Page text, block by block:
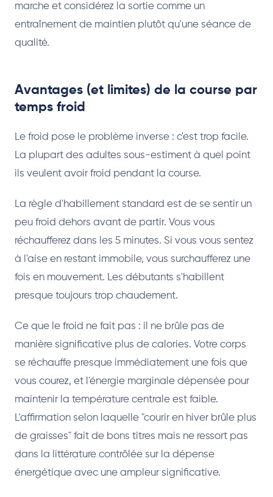
marche et considérez la sortie comme un
entraînement de maintien plutôt qu'une séance de
qualité.
Avantages (et limites) de la course par
temps froid
Le froid pose le problème inverse : c'est trop facile.
La plupart des adultes sous-estiment à quel point
ils veulent avoir froid pendant la course.
La règle d'habillement standard est de se sentir un
peu froid dehors avant de partir. Vous vous
réchaufferez dans les 5 minutes. Si vous vous sentez
à l'aise en restant immobile, vous surchaufferez une
fois en mouvement. Les débutants s'habillent
presque toujours trop chaudement.
Ce que le froid ne fait pas : il ne brûle pas de
manière significative plus de calories. Votre corps
se réchauffe presque immédiatement une fois que
vous courez, et l'énergie marginale dépensée pour
maintenir la température centrale est faible.
L'affirmation selon laquelle "courir en hiver brûle plus
de graisses" fait de bons titres mais ne ressort pas
dans la littérature contrôlée sur la dépense
énergétique avec une ampleur significative.